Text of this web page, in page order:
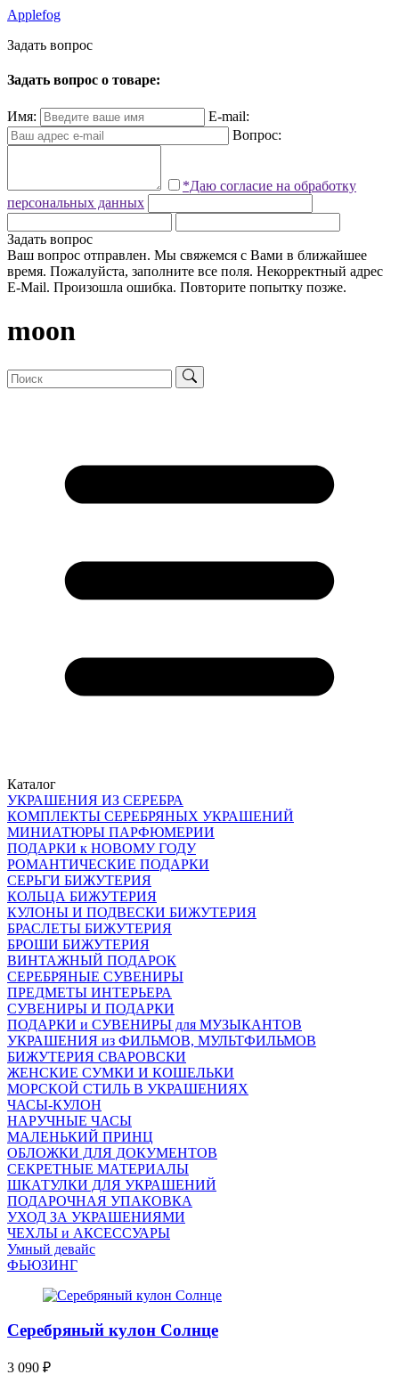
Applefog
Задать вопрос
Задать вопрос о товаре:
Имя:
E-mail:
Вопрос:
*Даю согласие на обработку
персональных данных
Задать вопрос
Ваш вопрос отправлен. Мы свяжемся с Вами в ближайшее
время. Пожалуйста, заполните все поля. Некорректный адрес
E-Mail. Произошла ошибка. Повторите попытку позже.
moon
Каталог
УКРАШЕНИЯ ИЗ СЕРЕБРА
КОМПЛЕКТЫ СЕРЕБРЯНЫХ УКРАШЕНИЙ
МИНИАТЮРЫ ПАРФЮМЕРИИ
ПОДАРКИ к НОВОМУ ГОДУ
РОМАНТИЧЕСКИЕ ПОДАРКИ
СЕРЬГИ БИЖУТЕРИЯ
КОЛЬЦА БИЖУТЕРИЯ
КУЛОНЫ И ПОДВЕСКИ БИЖУТЕРИЯ
БРАСЛЕТЫ БИЖУТЕРИЯ
БРОШИ БИЖУТЕРИЯ
ВИНТАЖНЫЙ ПОДАРОК
СЕРЕБРЯНЫЕ СУВЕНИРЫ
ПРЕДМЕТЫ ИНТЕРЬЕРА
СУВЕНИРЫ И ПОДАРКИ
ПОДАРКИ и СУВЕНИРЫ для МУЗЫКАНТОВ
УКРАШЕНИЯ из ФИЛЬМОВ, МУЛЬТФИЛЬМОВ
БИЖУТЕРИЯ СВАРОВСКИ
ЖЕНСКИЕ СУМКИ И КОШЕЛЬКИ
МОРСКОЙ СТИЛЬ В УКРАШЕНИЯХ
ЧАСЫ-КУЛОН
НАРУЧНЫЕ ЧАСЫ
МАЛЕНЬКИЙ ПРИНЦ
ОБЛОЖКИ ДЛЯ ДОКУМЕНТОВ
СЕКРЕТНЫЕ МАТЕРИАЛЫ
ШКАТУЛКИ ДЛЯ УКРАШЕНИЙ
ПОДАРОЧНАЯ УПАКОВКА
УХОД ЗА УКРАШЕНИЯМИ
ЧEХЛЫ и АКСЕССУАРЫ
Умный девайс
ФЬЮЗИНГ
Серебряный кулон Солнце
3 090 ₽